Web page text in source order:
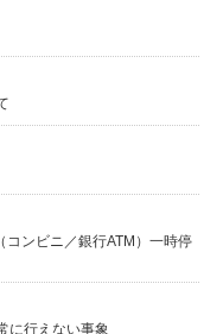
コンビニ／銀行ATM）一時停
に行えない事象